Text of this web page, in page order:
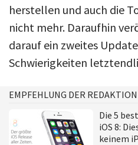
herstellen und auch die
nicht mehr. Daraufhin
darauf ein zweites
Schwierigkeiten
EMPFEHLUNG DER REDAKTION
Die 5
iOS 8:
keinem